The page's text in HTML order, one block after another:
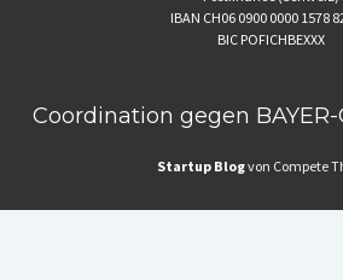
IBAN CH06 0900 0000 1578
BIC POFICHBEXXX
Coordination gegen BAYER-
Startup Blogvon Compete